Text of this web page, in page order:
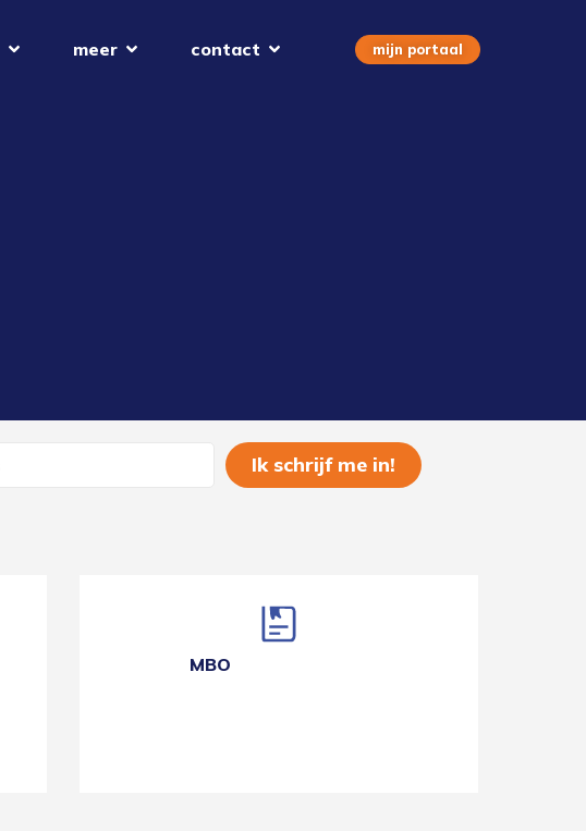
meer contact mijn portaal
MBO